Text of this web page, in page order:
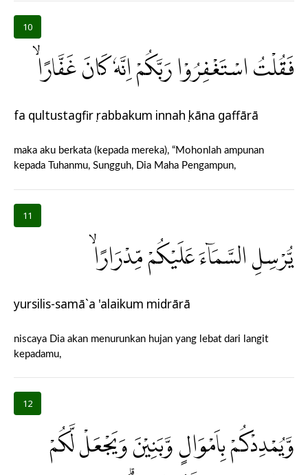
10
فَقُلْتُ اسْتَغْفِرُوْا رَبَّكُمْ اِنَّهٗ كَانَ غَفَّارًاۙ
fa qultustagfirụ rabbakum innahụ kāna gaffārā
maka aku berkata (kepada mereka), “Mohonlah ampunan
kepada Tuhanmu, Sungguh, Dia Maha Pengampun,
11
يُّرْسِلِ السَّمَاۤءَ عَلَيْكُمْ مِّدْرَارًاۙ
yursilis-samā`a 'alaikum midrārā
niscaya Dia akan menurunkan hujan yang lebat dari langit
kepadamu,
12
وَّيُمْدِدْكُمْ بِاَمْوَالٍ وَّبَنِيْنَ وَيَجْعَلْ لَّكُمْ